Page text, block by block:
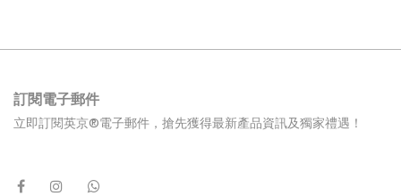
訂閱電子郵件
立即訂閱英京®電子郵件，搶先獲得最新產品資訊及獨家禮遇！